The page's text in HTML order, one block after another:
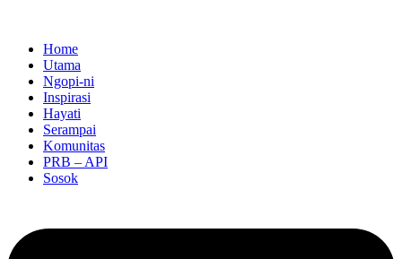
Home
Utama
Ngopi-ni
Inspirasi
Hayati
Serampai
Komunitas
PRB – API
Sosok